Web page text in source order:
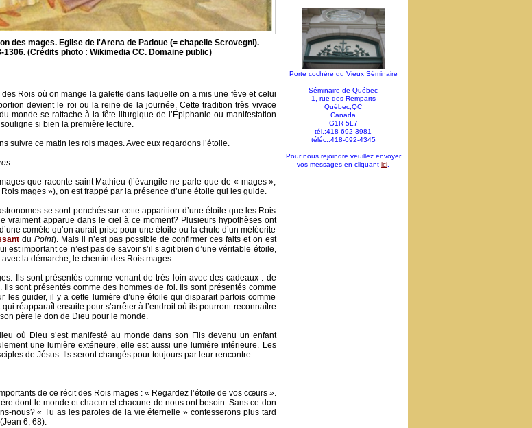
des mages. Eglise de l'Arena de Padoue (= chapelle Scrovegni).
1306. (Crédits photo : Wikimedia CC. Domaine public)
des Rois où on mange la galette dans laquelle on a mis une fève et celui
devient le roi ou la reine de la journée. Cette tradition très vivace
monde se rattache à la fête liturgique de l’Épiphanie ou manifestation
si bien la première lecture.
suivre ce matin les rois mages. Avec eux regardons l’étoile.
que raconte saint Mathieu (l’évangile ne parle que de « mages »,
mages »), on est frappé par la présence d’une étoile qui les guide.
se sont penchés sur cette apparition d’une étoile que les Rois
vraiment apparue dans le ciel à ce moment? Plusieurs hypothèses ont
comète qu’on aurait prise pour une étoile ou la chute d’un météorite
duPoint). Mais il n’est pas possible de confirmer ces faits et on est
est important ce n’est pas de savoir s’il s’agit bien d’une véritable étoile,
la démarche, le chemin des Rois mages.
Ils sont présentés comme venant de très loin avec des cadeaux : de
Ils sont présentés comme des hommes de foi. Ils sont présentés comme
les guider, il y a cette lumière d’une étoile qui disparait parfois comme
qui réapparaît ensuite pour s’arrêter à l’endroit où ils pourront reconnaître
père le don de Dieu pour le monde.
où Dieu s’est manifesté au monde dans son Fils devenu un enfant
une lumière extérieure, elle est aussi une lumière intérieure. Les
de Jésus. Ils seront changés pour toujours par leur rencontre.
de ce récit des Rois mages : « Regardez l’étoile de vos cœurs ».
dont le monde et chacun et chacune de nous ont besoin. Sans ce don
nous? « Tu as les paroles de la vie éternelle » confesserons plus tard
6, 68).
Porte cochère du Vieux Séminaire
Séminaire de Québec
1, rue des Remparts
Québec,QC
Canada
G1R 5L7
tél.:418-692-3981
téléc.:418-692-4345
Pour nous rejoindre veuillez envoyer
vos messages en cliquant ici